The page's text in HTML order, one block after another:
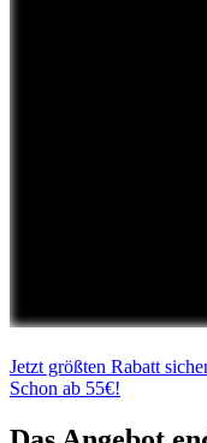
Jetzt größten Rabatt
Schon ab 55€!